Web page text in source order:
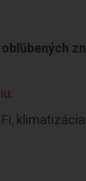
klimatizácia,